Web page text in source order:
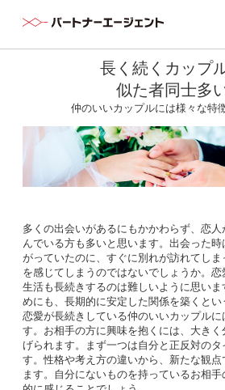
長く続くカップ
似た者同士多
仲のいいカップルには様々な特
多くの出会いがあるにもかかわらず、恋
んでいる方も多いと思います。出会った
がっていたのに、すぐに別れが訪れてし
を感じてしまうのではないでしょうか。
生活も長続きするのは難しいように思いま
めにも、長期的に安定した関係を築くとい
恋愛が長続きしている仲のいいカップルに
す。お相手の方に興味を抱くには、大き
げられます。まず一つは自分と正反対の
す。性格や考え方の違いから、新たな観点
ます。自分にないものを持っているお相